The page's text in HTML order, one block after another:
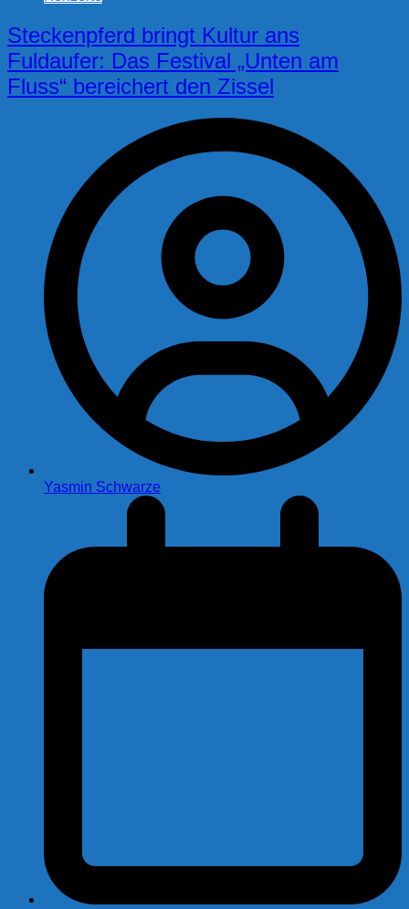
Steckenpferd bringt Kultur ans
Fuldaufer: Das Festival „Unten am
Fluss“ bereichert den Zissel
Yasmin Schwarze